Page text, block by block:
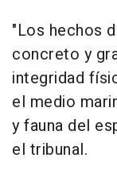
"Los hechos
concreto y
integridad
el medio
y fauna del
el tribunal.